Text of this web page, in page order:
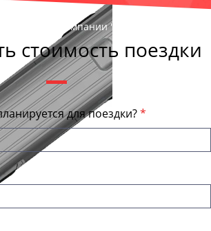
, директор компании "АлтайБас"
стоимость поездки
для поездки?